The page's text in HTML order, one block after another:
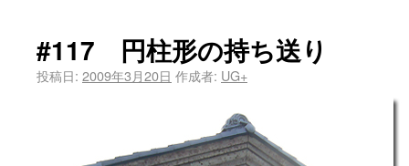
#117 円柱形の持ち送り
投稿日: 2009年3月20日 作成者: UG+